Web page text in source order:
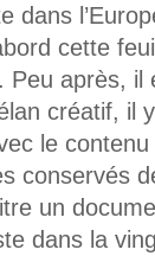
dans
cette
Peu après,
créatif, il
le
conservés
un
dans la